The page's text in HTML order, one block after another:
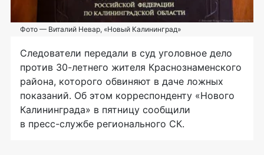
Фото — Виталий Невар, «Новый Калининград»
Следователи передали в суд уголовное дело
против 30-летнего жителя Краснознаменского
района, которого обвиняют в даче ложных
показаний. Об этом корреспонденту «Нового
Калининграда» в пятницу сообщили
в пресс-службе регионального СК.